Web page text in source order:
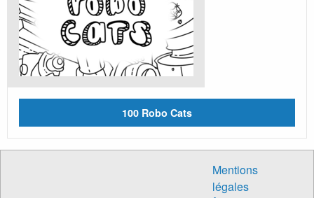
100 Robo Cats
Mentions
légales